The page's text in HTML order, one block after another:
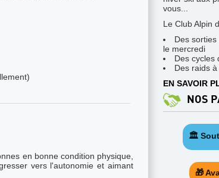
en bonne condition physique,
vers l'autonomie et aimant
vous...
Le Club Alpin
Des
le mercredi
Des cycles
Des raids à
EN SAVOIR
NOS
🏛️
🎁